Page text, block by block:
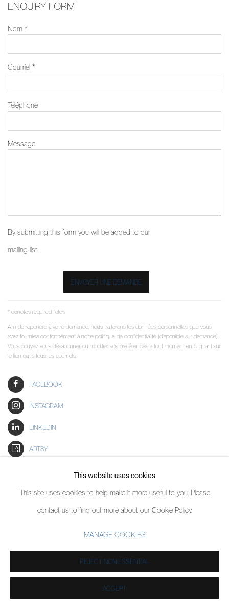
ENQUIRY FORM
Nom *
Courriel *
Téléphone
Message
By submitting this form you will be added to our
mailing list.
ENVOYER UNE DEMANDE
* denotes required fields
Afin de répondre à votre demande, nous traiterons les données personnelles que vous
avez fournies conformément à notre politique de confidentialité (disponible sur demande).
Vous pouvez vous désabonner ou modifier vos préférences à tout moment en cliquant sur
le lien dans tous les courriels.
FACEBOOK
INSTAGRAM
LINKEDIN
ARTSY
SOUSCRIVEZ À NOTRE BULLETIN
This website uses cookies
This site uses cookies to help make it more useful to you. Please
contact us to find out more about our Cookie Policy.
MANAGE COOKIES
REJECT NON ESSENTIAL
ACCEPT